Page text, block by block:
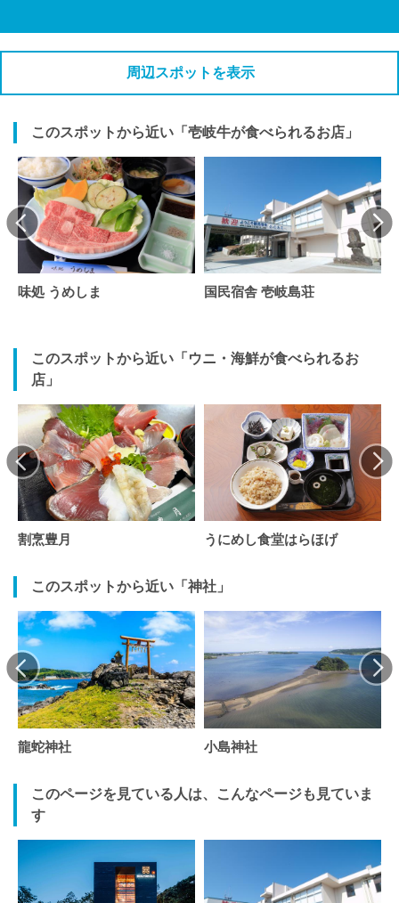
周辺スポットを表示
このスポットから近い「壱岐牛が食べられるお店」
味処 うめしま 国民宿舎 壱岐島荘
このスポットから近い「ウニ・海鮮が食べられるお
店」
割烹豊月 うにめし食堂はらほげ
このスポットから近い「神社」
龍蛇神社 小島神社
このページを見ている人は、こんなページも見ていま
す